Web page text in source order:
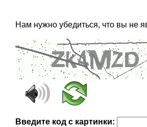
Нам нужно убедиться, что вы не
Введите код с картинки: